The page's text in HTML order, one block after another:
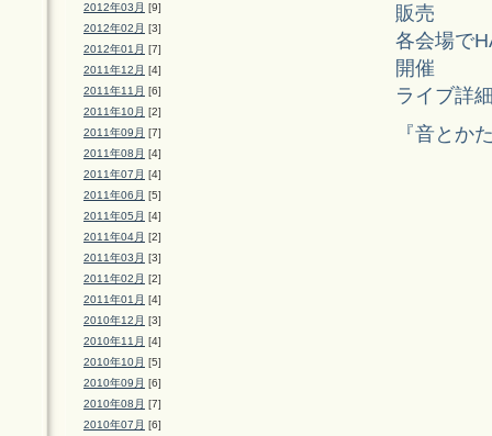
2012年03月 [9]
2012年02月 [3]
2012年01月 [7]
2011年12月 [4]
2011年11月 [6]
2011年10月 [2]
2011年09月 [7]
2011年08月 [4]
2011年07月 [4]
2011年06月 [5]
2011年05月 [4]
2011年04月 [2]
2011年03月 [3]
2011年02月 [2]
2011年01月 [4]
2010年12月 [3]
2010年11月 [4]
2010年10月 [5]
2010年09月 [6]
2010年08月 [7]
2010年07月 [6]
販売
各会場で
開催
ライブ詳
『音とか